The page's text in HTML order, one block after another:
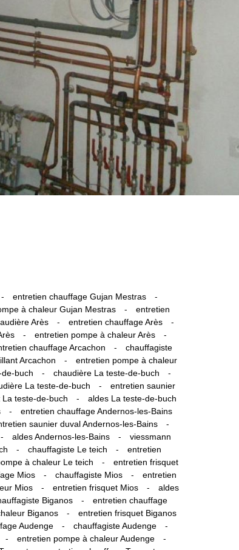
- entretien chauffage Gujan Mestras -
à chaleur Gujan Mestras -
entretien
Arès - entretien chauffage Arès -
- entretien pompe à chaleur Arès -
chauffage Arcachon -
chauffagiste
Arcachon -
entretien pompe à chaleur
buch - chaudière La teste-de-buch -
La teste-de-buch -
entretien saunier
teste-de-buch - aldes La teste-de-buch
- entretien chauffage Andernos-les-Bains
saunier duval Andernos-les-Bains -
- aldes Andernos-les-Bains -
viessmann
- chauffagiste Le teich -
entretien
à chaleur Le teich -
entretien frisquet
Mios - chauffagiste Mios -
entretien
Mios - entretien frisquet Mios -
aldes
Biganos -
entretien chauffage
Biganos - entretien frisquet Biganos
Audenge - chauffagiste Audenge -
- entretien pompe à chaleur Audenge -